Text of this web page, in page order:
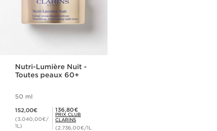
Nutri-Lumière Nuit -
Toutes peaux 60+
50 ml
152,00€
(3.040,00€/
1L)
Prix Club Clarins 136,80€
136,80€
PRIX CLUB
CLARINS
(2.736,00€/1L